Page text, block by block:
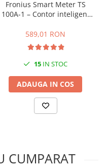
trifazat Enphase
în montaj sau modificări
în timp
Fronius Smart Meter TS
100A-1 – Contor inteligent
bidirectionala, RS485
589,01 RON
15 IN STOC
ADAUGA IN COS
CUMPARAT